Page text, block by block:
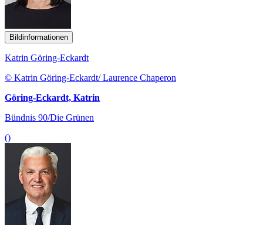
Bildinformationen
Katrin Göring-Eckardt
© Katrin Göring-Eckardt/ Laurence Chaperon
Göring-Eckardt, Katrin
Bündnis 90/Die Grünen
()